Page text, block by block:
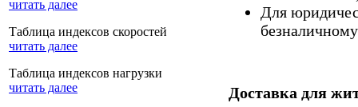
читать далее
Таблица индексов скоростей
читать далее
Таблица индексов нагрузки
читать далее
Для
Доставка для